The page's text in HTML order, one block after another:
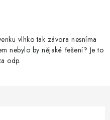
vlhko tak závora nesníma
nebylo by nějaké řešení? Je to
odp.